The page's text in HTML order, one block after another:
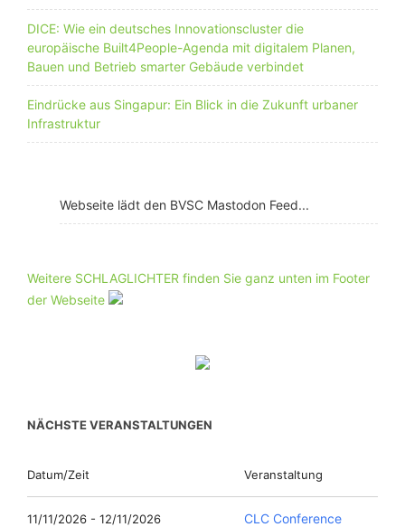
DICE: Wie ein deutsches Innovationscluster die
europäische Built4People-Agenda mit digitalem Planen,
Bauen und Betrieb smarter Gebäude verbindet
Eindrücke aus Singapur: Ein Blick in die Zukunft urbaner
Infrastruktur
Webseite lädt den BVSC Mastodon Feed...
Weitere SCHLAGLICHTER finden Sie ganz unten im Footer
der Webseite
NÄCHSTE VERANSTALTUNGEN
Datum/Zeit Veranstaltung
11/11/2026 - 12/11/2026
CLC Conference